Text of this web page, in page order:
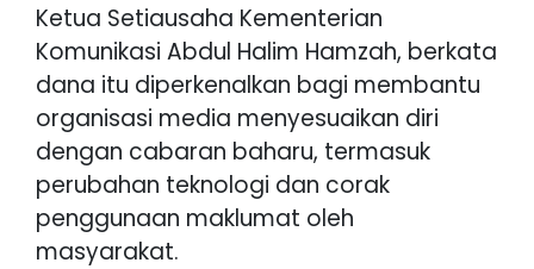
Ketua Setiausaha Kementerian
Komunikasi Abdul Halim Hamzah, berkata
dana itu diperkenalkan bagi membantu
organisasi media menyesuaikan diri
dengan cabaran baharu, termasuk
perubahan teknologi dan corak
penggunaan maklumat oleh
masyarakat.